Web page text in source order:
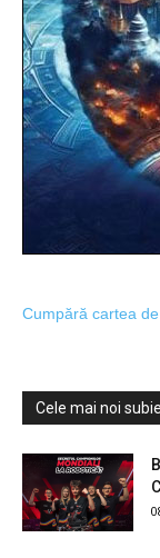
Cumpără cartea
Cele mai noi